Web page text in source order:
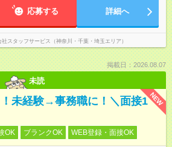
応募する 詳細へ
社スタッフサービス（神奈川・千葉・埼玉エリア）
掲載日：2026.08.07
未読
NEW
未経験→事務職に！＼面接1
OK ブランクOK WEB登録・面接OK